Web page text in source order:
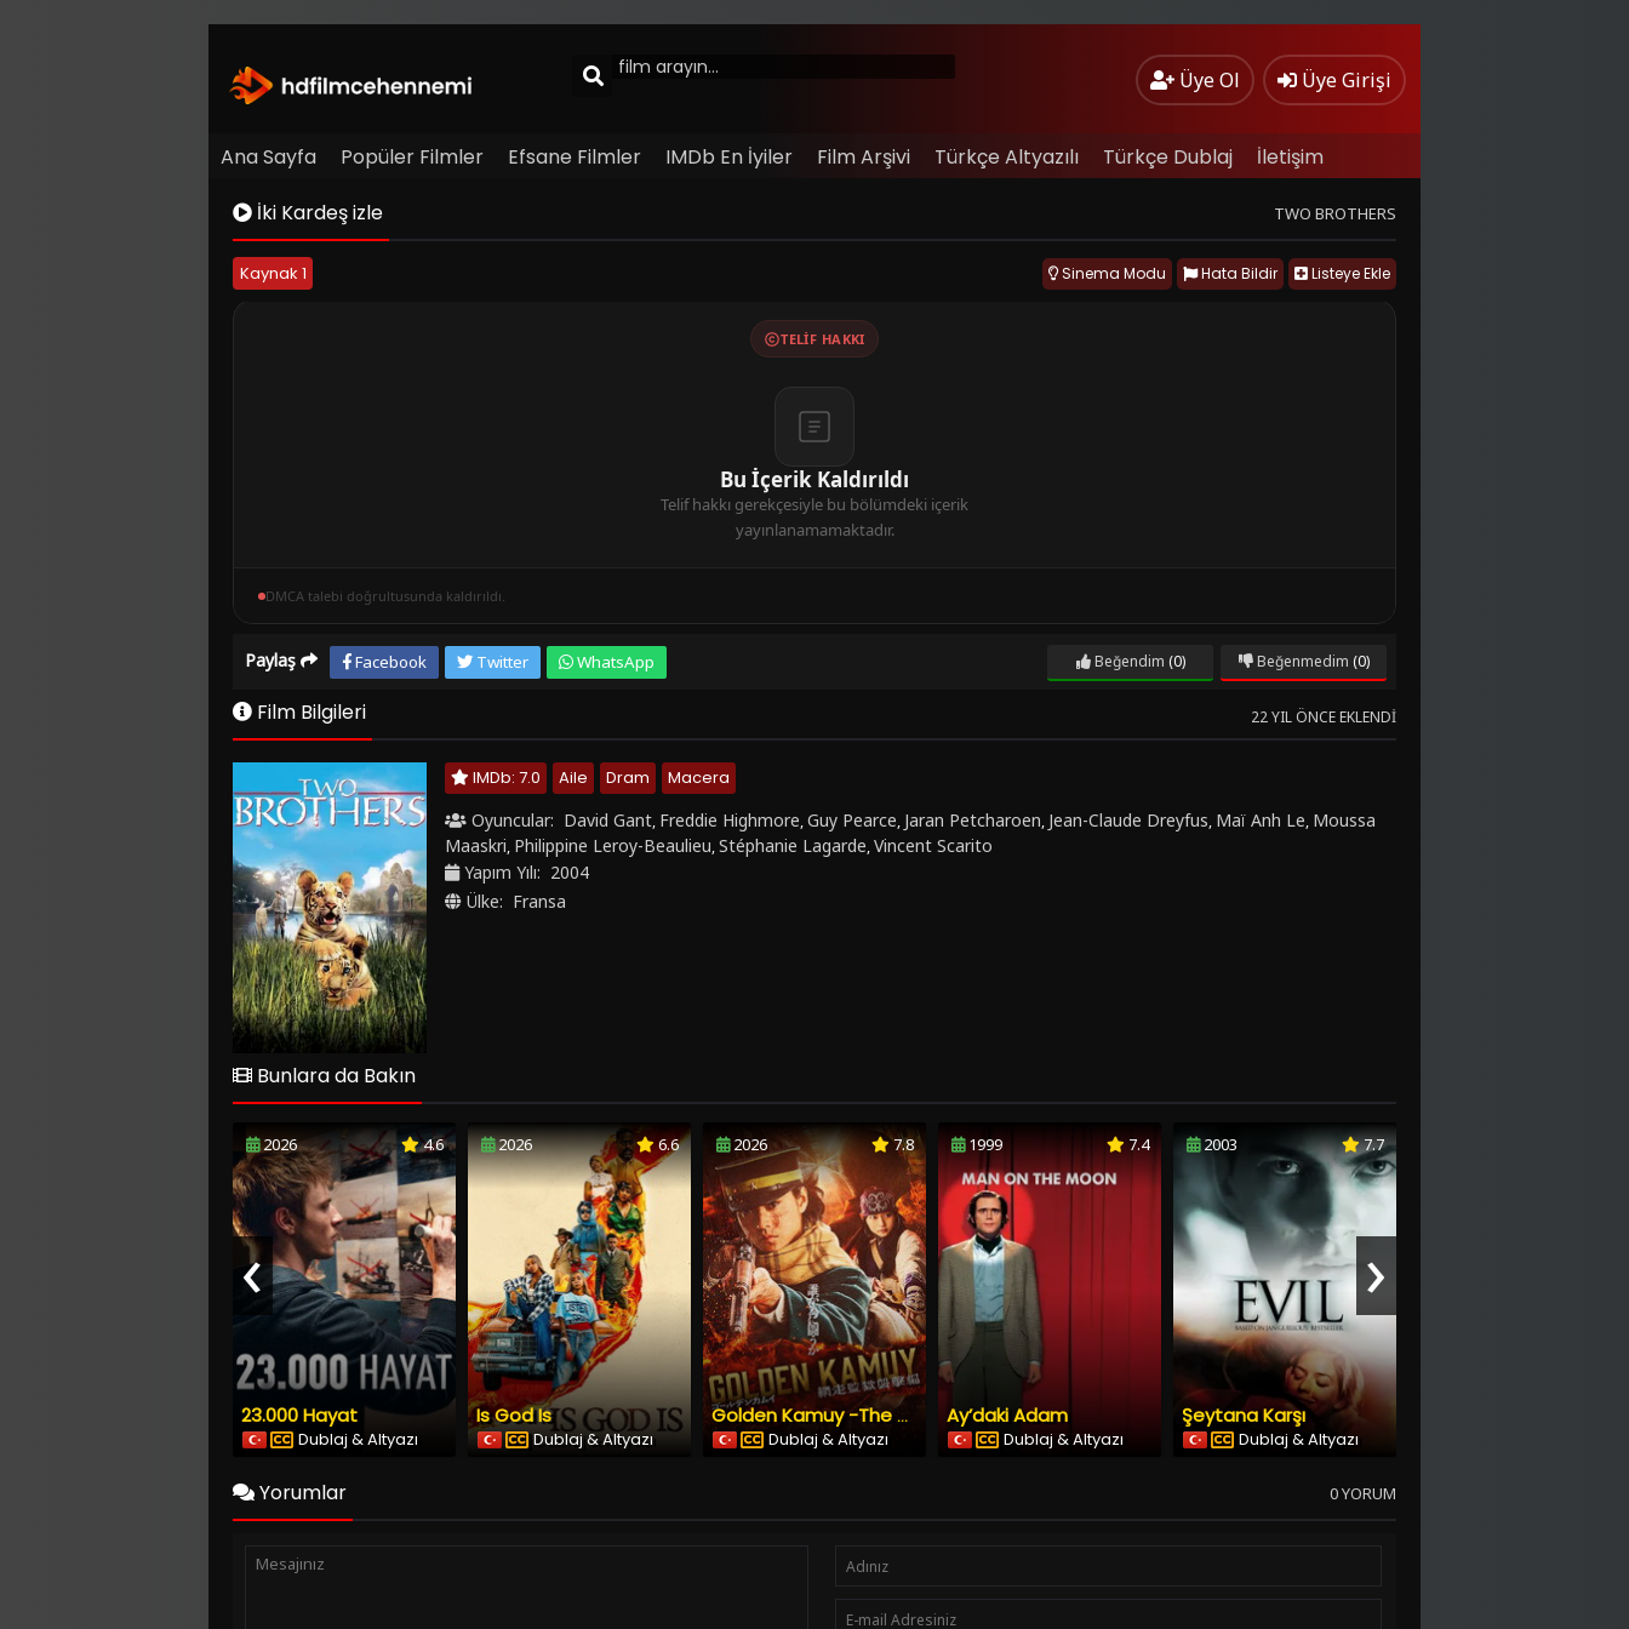
Üye Ol Üye Girişi
Ana Sayfa Popüler Filmler Efsane Filmler IMDb En İyiler Film Arşivi Türkçe Altyazılı Türkçe Dublaj
İletişim
İki Kardeş izle
TWO BROTHERS
Kaynak 1 Listeye Ekle
Hata Bildir
Sinema Modu
TELIF HAKKI
Bu İçerik Kaldırıldı
Telif hakkı gerekçesiyle bu bölümdeki içerik
yayınlanamamaktadır.
DMCA talebi doğrultusunda kaldırıldı.
Paylaş Facebook Twitter WhatsApp Beğendim (0) Beğenmedim (0)
Film Bilgileri 22 YIL ÖNCE EKLENDI
IMDb: 7.0 Aile Dram
Macera
Oyuncular: David Gant, Freddie Highmore,Guy Pearce, Jaran Petcharoen, Jean-Claude Dreyfus, Maï Anh Le, Moussa
Maaskri, Philippine Leroy-Beaulieu,Stéphanie Lagarde,Vincent Scarito
Yapım Yılı: 2004
Ülke: Fransa
Bunlara da Bakın
2026 4.6
23.000 Hayat
Dublaj & Altyazı
2026 6.6
Is God Is
Dublaj & Altyazı
2026 7.8
Golden Kamuy -The Abashiri Prison Raid
Dublaj & Altyazı
1999 7.4
Ay’daki Adam
Dublaj & Altyazı
2003 7.7
Şeytana Karşı
Dublaj & Altyazı
‹ ›
Yorumlar 0 YORUM